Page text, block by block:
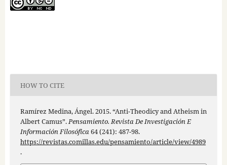
HOW TO CITE
Ramírez Medina, Ángel. 2015. “Anti-Theodicy and Atheism in
Albert Camus”.Pensamiento. Revista De Investigación E
Información Filosófica64 (241): 487-98.
https://revistas.comillas.edu/pensamiento/article/view/4989
.